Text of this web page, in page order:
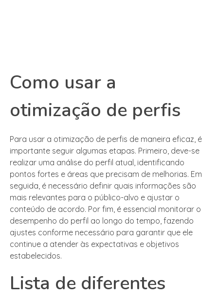
Como usar a
otimização de perfis
Para usar a otimização de perfis de maneira eficaz, é
importante seguir algumas etapas. Primeiro, deve-se
realizar uma análise do perfil atual, identificando
pontos fortes e áreas que precisam de melhorias. Em
seguida, é necessário definir quais informações são
mais relevantes para o público-alvo e ajustar o
conteúdo de acordo. Por fim, é essencial monitorar o
desempenho do perfil ao longo do tempo, fazendo
ajustes conforme necessário para garantir que ele
continue a atender às expectativas e objetivos
estabelecidos.
Lista de diferentes